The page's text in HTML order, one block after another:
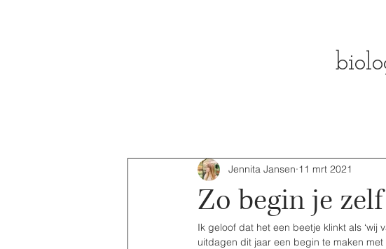
Zo begin je
Jennita Jansen 11 mrt 2021
Ik geloof dat het een beetje klinkt als ‘wij
uitdagen dit jaar een begin te maken